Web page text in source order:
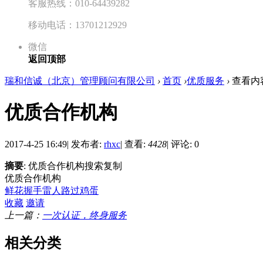
客服热线：010-64439282
移动电话：13701212929
微信
返回顶部
瑞和信诚（北京）管理顾问有限公司 › 首页 ›优质服务 › 查看内
优质合作机构
2017-4-25 16:49| 发布者: rhxc| 查看: 4428| 评论: 0
摘要: 优质合作机构搜索复制
优质合作机构
鲜花握手雷人 路过鸡蛋
收藏 邀请
上一篇： 一次认证，终身服务
相关分类